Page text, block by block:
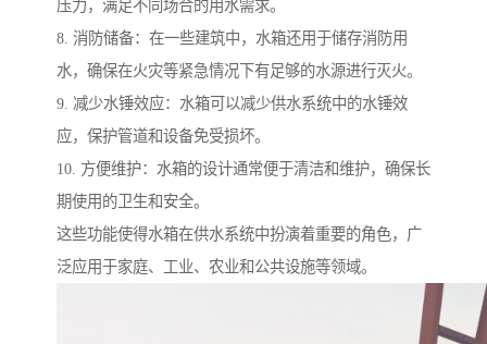
压力，满足不同场合的用水需求。
8. 消防储备：在一些建筑中，水箱还用于储存消防用
水，确保在火灾等紧急情况下有足够的水源进行灭火。
9. 减少水锤效应：水箱可以减少供水系统中的水锤效
应，保护管道和设备免受损坏。
10. 方便维护：水箱的设计通常便于清洁和维护，确保长
期使用的卫生和安全。
这些功能使得水箱在供水系统中扮演着重要的角色，广
泛应用于家庭、工业、农业和公共设施等领域。